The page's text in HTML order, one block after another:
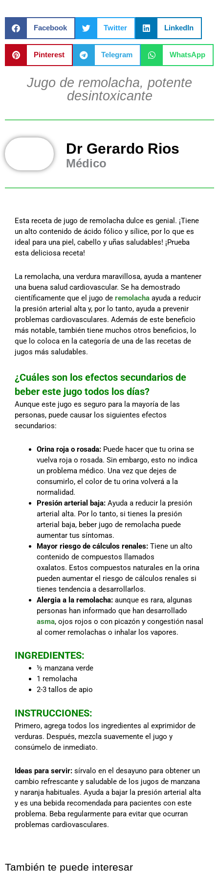
Facebook Twitter LinkedIn
Pinterest Telegram WhatsApp
Jugo de remolacha, potente
desintoxicante
Dr Gerardo Rios
Médico
Esta receta de jugo de remolacha dulce es genial. ¡Tiene
un alto contenido de ácido fólico y sílice, por lo que es
ideal para una piel, cabello y uñas saludables! ¡Prueba
esta deliciosa receta!
La remolacha, una verdura maravillosa, ayuda a mantener
una buena salud cardiovascular. Se ha demostrado
científicamente que el jugo de remolacha ayuda a reducir
la presión arterial alta y, por lo tanto, ayuda a prevenir
problemas cardiovasculares. Además de este beneficio
más notable, también tiene muchos otros beneficios, lo
que lo coloca en la categoría de una de las recetas de
jugos más saludables.
¿Cuáles son los efectos secundarios de
beber este jugo todos los días?
Aunque este jugo es seguro para la mayoría de las
personas, puede causar los siguientes efectos
secundarios:
Orina roja o rosada: Puede hacer que tu orina se
vuelva roja o rosada. Sin embargo, esto no indica
un problema médico. Una vez que dejes de
consumirlo, el color de tu orina volverá a la
normalidad.
Presión arterial baja: Ayuda a reducir la presión
arterial alta. Por lo tanto, si tienes la presión
arterial baja, beber jugo de remolacha puede
aumentar tus síntomas.
Mayor riesgo de cálculos renales: Tiene un alto
contenido de compuestos llamados
oxalatos. Estos compuestos naturales en la orina
pueden aumentar el riesgo de cálculos renales si
tienes tendencia a desarrollarlos.
Alergia a la remolacha: aunque es rara, algunas
personas han informado que han desarrollado
asma, ojos rojos o con picazón y congestión nasal
al comer remolachas o inhalar los vapores.
INGREDIENTES:
½ manzana verde
1 remolacha
2-3 tallos de apio
INSTRUCCIONES:
Primero, agrega todos los ingredientes al exprimidor de
verduras. Después, mezcla suavemente el jugo y
consúmelo de inmediato.
Ideas para servir: sírvalo en el desayuno para obtener un
cambio refrescante y saludable de los jugos de manzana
y naranja habituales. Ayuda a bajar la presión arterial alta
y es una bebida recomendada para pacientes con este
problema. Beba regularmente para evitar que ocurran
problemas cardiovasculares.
También te puede interesar